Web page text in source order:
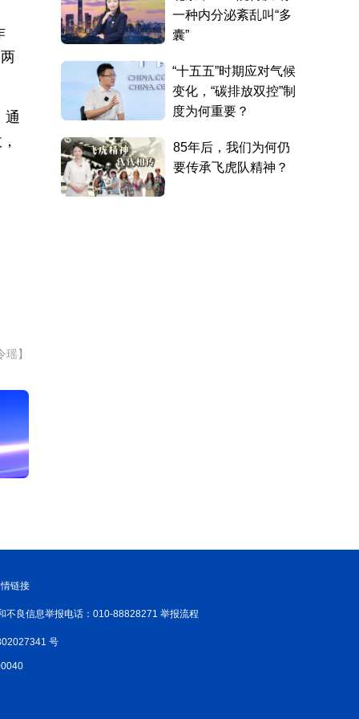
通
】
链接
不良信息举报电话：010-88828271 举报流程
号